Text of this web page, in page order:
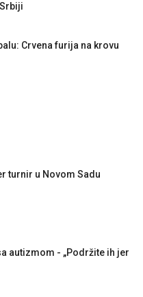
Crvena furija na krovu
turnir u Novom Sadu
autizmom - „Podržite ih jer